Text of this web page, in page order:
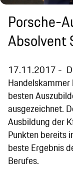
Porsche-
Absolvent
17.11.2017
Handelskammer
besten
ausgezeichnet.
Ausbildung der
Punkten bereits
beste Ergebnis
Berufes.